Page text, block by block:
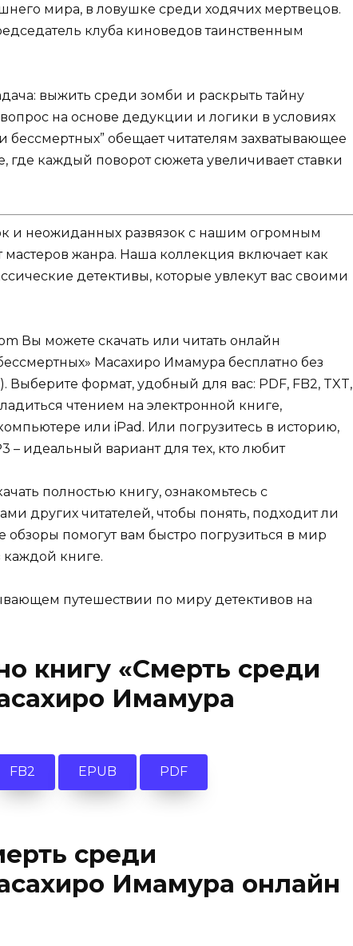
мира, в ловушке среди ходячих мертвецов.
клуба киноведов таинственным
выжить среди зомби и раскрыть тайну
на основе дедукции и логики в условиях
бессмертных” обещает читателям захватывающее
каждый поворот сюжета увеличивает ставки
и неожиданных развязок с нашим огромным
жанра. Наша коллекция включает как
детективы, которые увлекут вас своими
Вы можете скачать или читать онлайн
Масахиро Имамура бесплатно без
Выберите формат, удобный для вас: PDF, FB2, TXT,
чтением на электронной книге,
или iPad. Или погрузитесь в историю,
– идеальный вариант для тех, кто любит
полностью книгу, ознакомьтесь с
других читателей, чтобы понять, подходит ли
помогут вам быстро погрузиться в мир
каждой книге.
путешествии по миру детективов на
книгу «Смерть среди
Имамура
FB2 EPUB PDF
среди
Имамура онлайн